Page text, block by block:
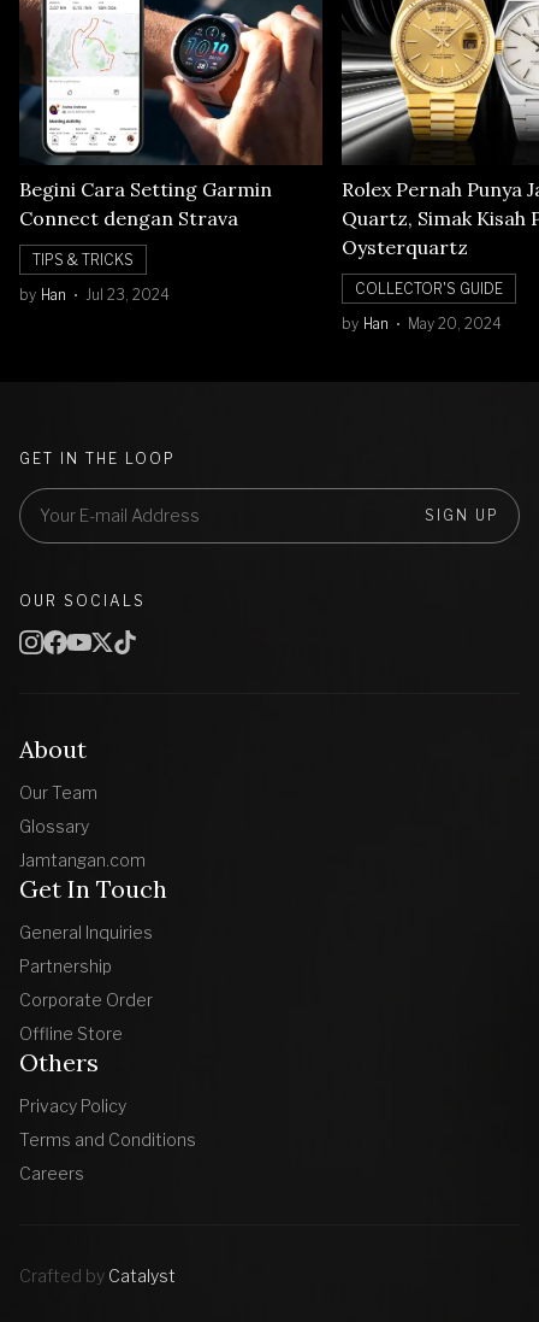
Begini Cara Setting Garmin
Connect dengan Strava
TIPS & TRICKS
by Han Jul 23, 2024
Rolex Pernah Punya
Quartz, Simak Kisah
Oysterquartz
COLLECTOR'S GUIDE
by Han May 20, 2024
About
Our Team
Glossary
Jamtangan.com
Get In Touch
General Inquiries
Partnership
Corporate Order
Offline Store
Others
Privacy Policy
Terms and Conditions
Careers
GET IN THE LOOP
SIGN UP
OUR SOCIALS
Crafted by Catalyst